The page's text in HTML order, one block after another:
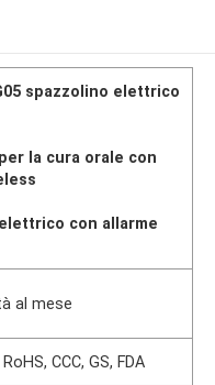
spazzolino elettrico
la cura orale con
con allarme
al mese
RoHS, CCC, GS, FDA